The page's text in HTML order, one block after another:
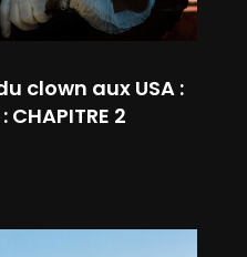
clown aux USA :
2